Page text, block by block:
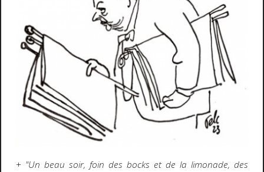
+ "Un beau soir, foin des bocks et de la limonade, des